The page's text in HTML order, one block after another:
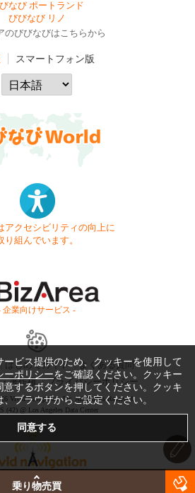
なび ポートランド
びびなび リノ
のびびなびはこちらから
スマートフォン版
アクセシビリティの向上に
り組んでいます。
企業向けサービス -
はじめてガイド
よくある質問
著作権 プライバシーポリシー
Vivid Navigation, Inc. All Rights Reserved.
(42) @ Los Angeles Data Center
乗り物売買
ビス提供のため、クッキーを使用して
ーポリシーをご確認ください。クッキー
するボタンを押してください。クッキ
ブラウザからご設定ください。